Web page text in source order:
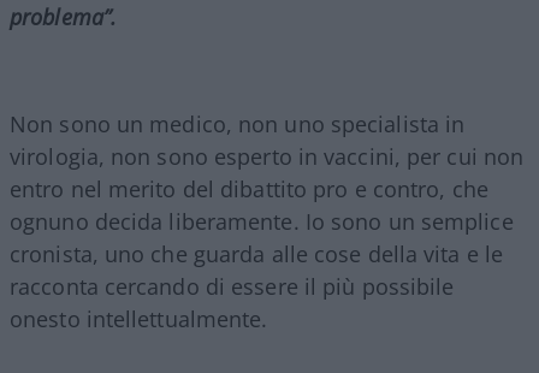
problema”.
Non sono un medico, non uno specialista in
virologia, non sono esperto in vaccini, per cui non
entro nel merito del dibattito pro e contro, che
ognuno decida liberamente. Io sono un semplice
cronista, uno che guarda alle cose della vita e le
racconta cercando di essere il più possibile
onesto intellettualmente.